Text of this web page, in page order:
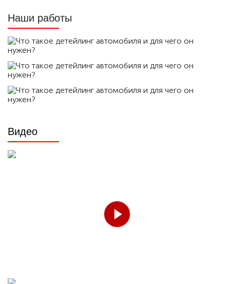
Наши работы
Видео